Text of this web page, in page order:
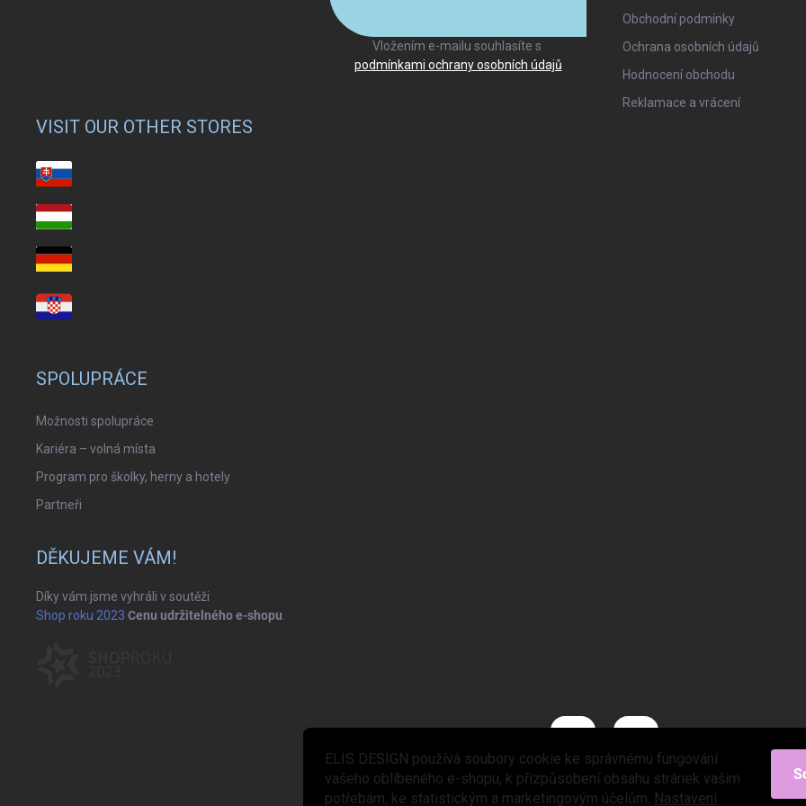
ELIS DESIGN používá soubory cookie ke správnému fungování
vašeho oblíbeného e-shopu, k přizpůsobení obsahu stránek vašim
potřebám, ke statistickým a marketingovým účelům. Nastavení
Vložením e-mailu souhlasíte s
podmínkami ochrany osobních údajů
VISIT OUR OTHER STORES
Obchodní podmínky
Ochrana osobních údajů
Hodnocení obchodu
Reklamace a vrácení
SPOLUPRÁCE
Možnosti spolupráce
Kariéra – volná místa
Program pro školky, herny a hotely
Partneři
DĚKUJEME VÁM!
Díky vám jsme vyhráli v soutěži
Shop roku 2023 Cenu udržitelného e-shopu.